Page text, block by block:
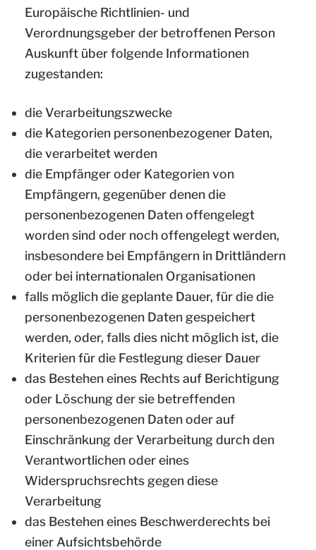
Europäische Richtlinien- und
Verordnungsgeber der betroffenen Person
Auskunft über folgende Informationen
zugestanden:
die Verarbeitungszwecke
die Kategorien personenbezogener Daten,
die verarbeitet werden
die Empfänger oder Kategorien von
Empfängern, gegenüber denen die
personenbezogenen Daten offengelegt
worden sind oder noch offengelegt werden,
insbesondere bei Empfängern in Drittländern
oder bei internationalen Organisationen
falls möglich die geplante Dauer, für die die
personenbezogenen Daten gespeichert
werden, oder, falls dies nicht möglich ist, die
Kriterien für die Festlegung dieser Dauer
das Bestehen eines Rechts auf Berichtigung
oder Löschung der sie betreffenden
personenbezogenen Daten oder auf
Einschränkung der Verarbeitung durch den
Verantwortlichen oder eines
Widerspruchsrechts gegen diese
Verarbeitung
das Bestehen eines Beschwerderechts bei
einer Aufsichtsbehörde